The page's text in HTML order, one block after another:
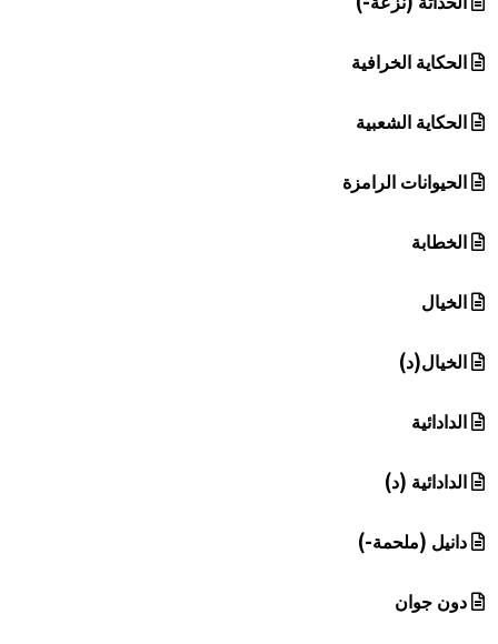
الحكاية الخرافية
الحكاية الشعبية
الحيوانات الرامزة
الخطابة
الخيال
الخيال(د)
الدادائية
الدادائية (د)
دانيل (ملحمة-)
دون جوان